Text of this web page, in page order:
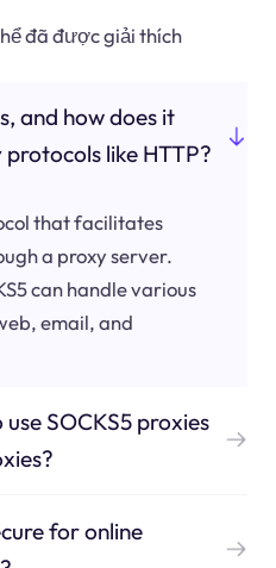
đã được giải thích
and how does it
like HTTP?
that facilitates
a proxy server.
can handle various
email, and
SOCKS5 proxies
for online